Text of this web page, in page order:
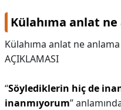
Külahıma anlat
Külahıma anlat ne
AÇIKLAMASI
“Söylediklerin hiç de
inanmıyorum”